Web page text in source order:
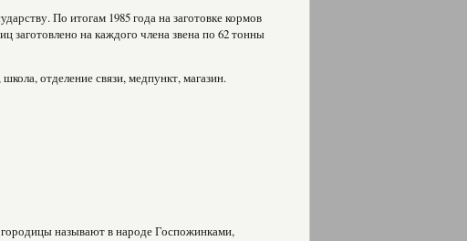
По итогам 1985 года на заготовке кормов
заготовлено на каждого члена звена по 62 тонны
отделение связи, медпункт, магазин.
называют в народе Госпожинками,